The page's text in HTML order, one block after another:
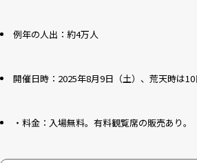
例年の人出：約4万人
開催日時：2025年8月9日（土）、荒天時は
・料金：入場無料。有料観覧席の販売あり。